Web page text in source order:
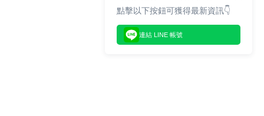
點擊以下按鈕可獲得最新資訊👇
連結 LINE 帳號